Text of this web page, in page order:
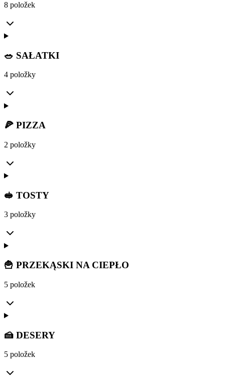
8 položek
🥗 SAŁATKI
4 položky
🍕 PIZZA
2 položky
🥪 TOSTY
3 položky
🍟 PRZEKĄSKI NA CIEPŁO
5 položek
🍰 DESERY
5 položek